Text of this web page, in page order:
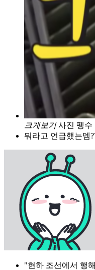
크게보기 사진 펭수
뭐라고 언급했는뎀
"현하 조선에서 행